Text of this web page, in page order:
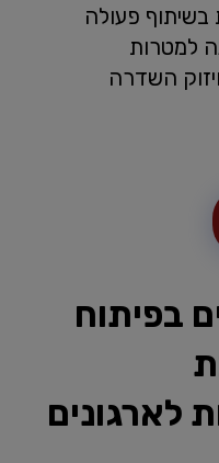
בשיתוף פעולה
למטרות
השדרה
בפיתוח
לארגונים